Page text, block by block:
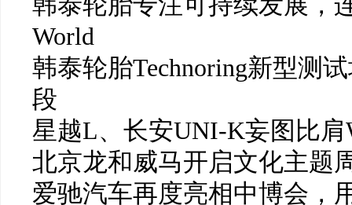
World
韩泰轮胎Technoring新型测
段
星越L、长安UNI-K妄图比
北京龙和威马开启文化主题
爱驰汽车再度亮相中博会，